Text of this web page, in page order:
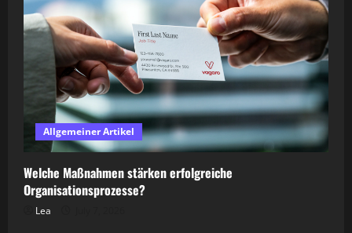
Allgemeiner Artikel
Welche Maßnahmen stärken erfolgreiche
Organisationsprozesse?
Lea